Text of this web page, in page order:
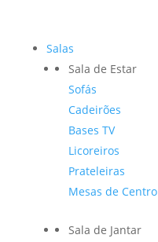
Salas
Sala de Estar
Sofás
Cadeirões
Bases TV
Licoreiros
Prateleiras
Mesas de Centro
Sala de Jantar